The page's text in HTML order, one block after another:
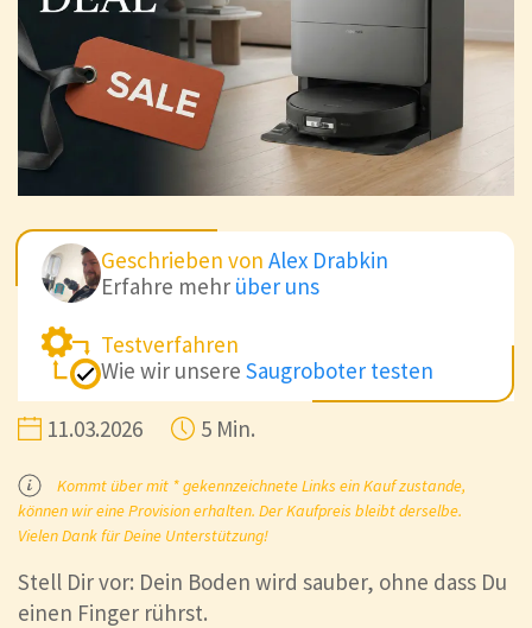
Geschrieben von Alex Drabkin
Erfahre mehr über uns
Testverfahren
Wie wir unsere Saugroboter testen
11.03.2026 5 Min.
Kommt über mit * gekennzeichnete Links ein Kauf zustande,
können wir eine Provision erhalten. Der Kaufpreis bleibt derselbe.
Vielen Dank für Deine Unterstützung!
Stell Dir vor: Dein Boden wird sauber, ohne dass Du
einen Finger rührst.